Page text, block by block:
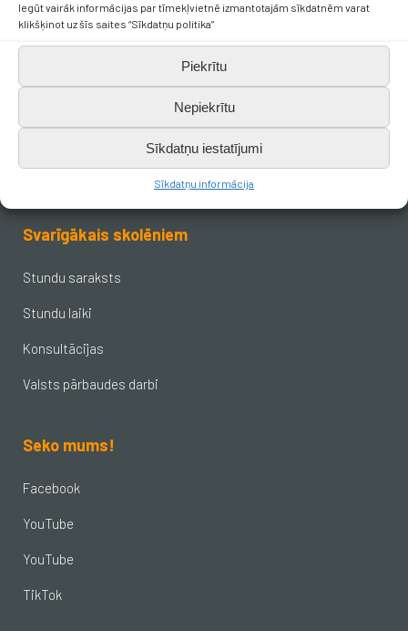
Iegūt vairāk informācijas par tīmekļvietnē izmantotajām sīkdatnēm varat
klikšķinot uz šīs saites “Sīkdatņu politika”
Piekrītu
Nepiekrītu
Sīkdatņu iestatījumi
Sīkdatņu informācija
+371 638 656 05
skola.broceni@saldus.lv
_DEFAULT@40900017625
Ezera iela 6, Brocēni, LV-3851
Svarīgākais skolēniem
Stundu saraksts
Stundu laiki
Konsultācijas
Valsts pārbaudes darbi
Seko mums!
Facebook
YouTube
YouTube
TikTok